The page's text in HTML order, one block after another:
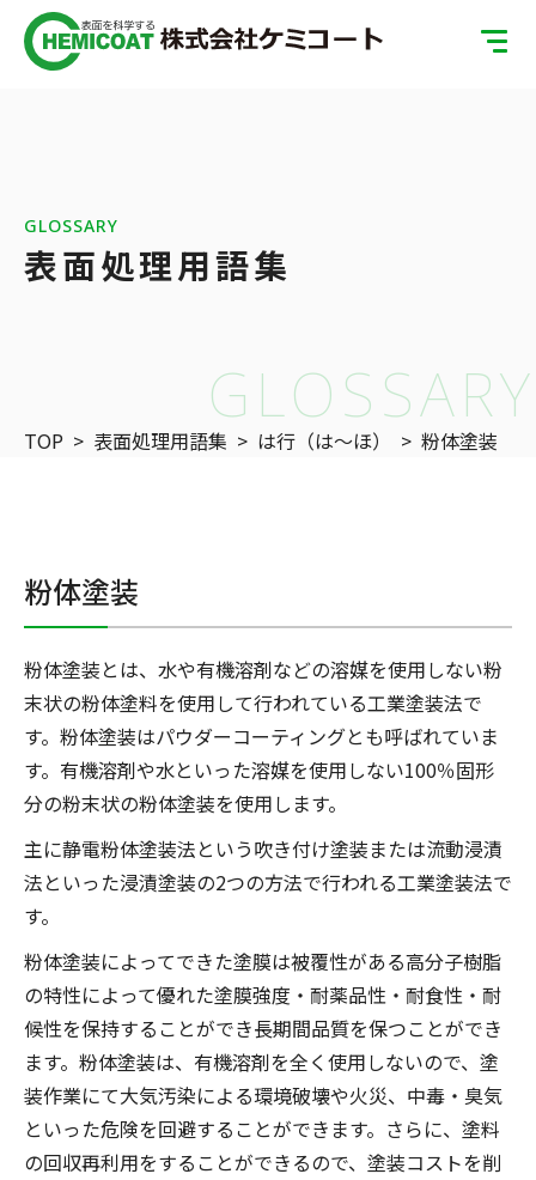
ISOへの取り組み
表面処理の基礎知識
お問い合わせ
GLOSSARY
GLOSSARY
表面処理用語集
TOP > 表面処理用語集 > は行（は〜ほ） > 粉体塗装
粉体塗装
粉体塗装とは、水や有機溶剤などの溶媒を使用しない粉
末状の粉体塗料を使用して行われている工業塗装法で
す。粉体塗装はパウダーコーティングとも呼ばれていま
す。有機溶剤や水といった溶媒を使用しない100％固形
分の粉末状の粉体塗装を使用します。
主に静電粉体塗装法という吹き付け塗装または流動浸漬
法といった浸漬塗装の2つの方法で行われる工業塗装法で
す。
粉体塗装によってできた塗膜は被覆性がある高分子樹脂
の特性によって優れた塗膜強度・耐薬品性・耐食性・耐
候性を保持することができ長期間品質を保つことができ
ます。粉体塗装は、有機溶剤を全く使用しないので、塗
装作業にて大気汚染による環境破壊や火災、中毒・臭気
といった危険を回避することができます。さらに、塗料
の回収再利用をすることができるので、塗装コストを削